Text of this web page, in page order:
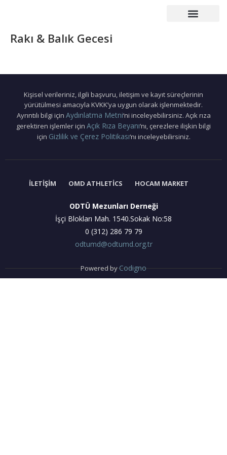
Rakı & Balık Gecesi
Kişisel verileriniz, ilgili başvuru, iletişim ve kayıt süreçlerinin
yürütülmesi amacıyla KVKK’ya uygun olarak işlenmektedir.
Ayrıntılı bilgi için Aydınlatma Metni‘ni inceleyebilirsiniz. Açık rıza
gerektiren işlemler için Açık Rıza Beyanı‘nı, çerezlere ilişkin bilgi
için Gizlilik ve Çerez Politikası‘nı inceleyebilirsiniz.
İLETIŞIM OMD ATHLETICS HOCAM MARKET
ODTÜ Mezunları Derneği
İşçi Blokları Mah. 1540.Sokak No:58
0 (312) 286 79 79
odtumd@odtumd.org.tr
Powered byCodigno